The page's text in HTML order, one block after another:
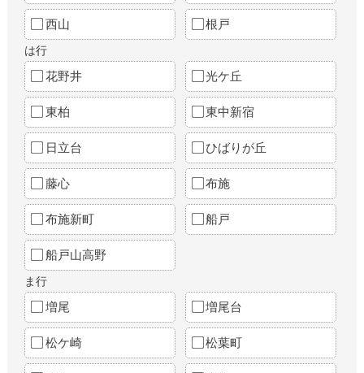
西山 根戸
は行
花野井 光ケ丘
東柏 東中新宿
日立台 ひばりが丘
藤心 布施
布施新町 船戸
船戸山高野
ま行
増尾 増尾台
松ケ崎 松葉町